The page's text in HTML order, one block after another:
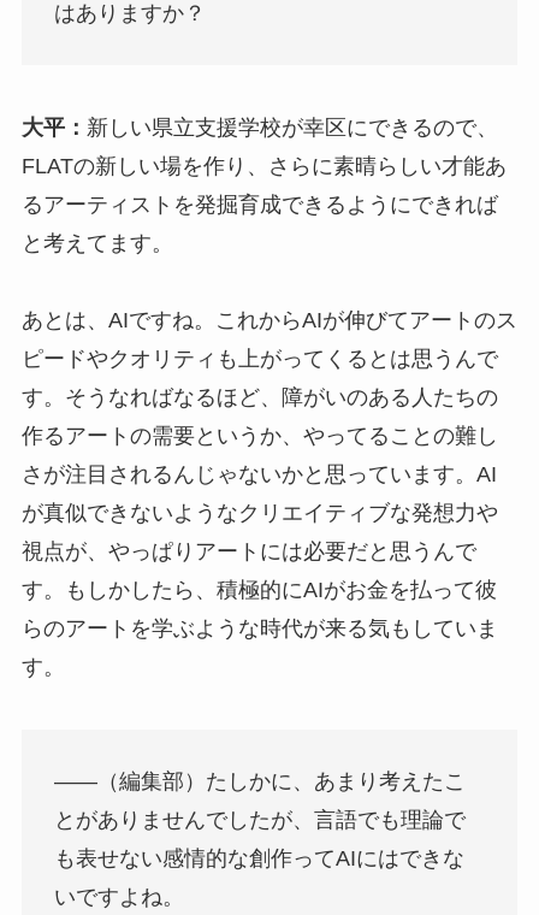
はありますか？
大平： 新しい県立支援学校が幸区にできるので、
FLATの新しい場を作り、さらに素晴らしい才能あ
るアーティストを発掘育成できるようにできれば
と考えてます。
あとは、AIですね。これからAIが伸びてアートのス
ピードやクオリティも上がってくるとは思うんで
す。そうなればなるほど、障がいのある人たちの
作るアートの需要というか、やってることの難し
さが注目されるんじゃないかと思っています。AI
が真似できないようなクリエイティブな発想力や
視点が、やっぱりアートには必要だと思うんで
す。もしかしたら、積極的にAIがお金を払って彼
らのアートを学ぶような時代が来る気もしていま
す。
――（編集部）たしかに、あまり考えたこ
とがありませんでしたが、言語でも理論で
も表せない感情的な創作ってAIにはできな
いですよね。